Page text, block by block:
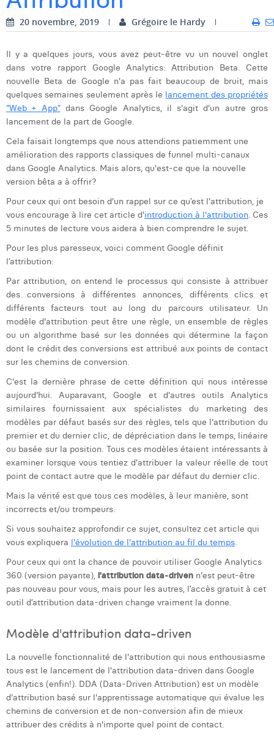
Dhan Claes
Edouard Polet
Elio Civalleri
Eliott Pousset
Floriane Defacqz
Hanne Van Loock
Jonas Geiregat
Laura Rooseleer
Laura Verhelst
Lena Pignoloni
Leonard Dierickx
Linda Kraim
Lisa Protin
Lore Fierens
Lotte Vranckx
Louis Nassogne
Manon Houppertz
Margaux Marien
Margaux Snakkers
Mathias Segers
Matthias Langenaeker
Ninon Chevalier
Olivia Lohest
Pieter Maesmans
Sebastiaan Reeskamp
Sven Bosschem
20 novembre, 2019 Grégoire le Hardy
Il y a quelques jours, vous avez peut-être vu un nouvel onglet
dans votre rapport Google Analytics: Attribution Beta. Cette
nouvelle Beta de Google n'a pas fait beaucoup de bruit, mais
quelques semaines seulement après le lancement des propriétés
“Web + App”dans Google Analytics, il s'agit d'un autre gros
lancement de la part de Google.
Cela faisait longtemps que nous attendions patiemment une
amélioration des rapports classiques de funnel multi-canaux
dans Google Analytics. Mais alors, qu'est-ce que la nouvelle
version bêta a à offrir?
Pour ceux qui ont besoin d'un rappel sur ce qu’est l'attribution, je
vous encourage à lire cet article d'introduction à l'attribution. Ces
5 minutes de lecture vous aidera à bien comprendre le sujet.
Pour les plus paresseux, voici comment Google définit
l’attribution:
Par attribution, on entend le processus qui consiste à attribuer
des conversions à différentes annonces, différents clics et
différents facteurs tout au long du parcours utilisateur. Un
modèle d'attribution peut être une règle, un ensemble de règles
ou un algorithme basé sur les données qui détermine la façon
dont le crédit des conversions est attribué aux points de contact
sur les chemins de conversion.
C'est la dernière phrase de cette définition qui nous intéresse
aujourd'hui. Auparavant, Google et d'autres outils Analytics
similaires fournissaient aux spécialistes du marketing des
modèles par défaut basés sur des règles, tels que l'attribution du
premier et du dernier clic, de dépréciation dans le temps, linéaire
ou basée sur la position. Tous ces modèles étaient intéressants à
examiner lorsque vous tentiez d'attribuer la valeur réelle de tout
point de contact autre que le modèle par défaut du dernier clic.
Mais la vérité est que tous ces modèles, à leur manière, sont
incorrects et/ou trompeurs.
Si vous souhaitez approfondir ce sujet, consultez cet article qui
vous expliquera l'évolution de l'attribution au fil du temps.
Pour ceux qui ont la chance de pouvoir utiliser Google Analytics
360 (version payante), l'attribution data-driven n'est peut-être
pas nouveau pour vous, mais pour les autres, l’accès gratuit à cet
outil d’attribution data-driven change vraiment la donne.
Modèle d'attribution data-driven
La nouvelle fonctionnalité de l'attribution qui nous enthousiasme
tous est le lancement de l'attribution data-driven dans Google
Analytics (enfin!). DDA (Data-Driven Attribution) est un modèle
d'attribution basé sur l'apprentissage automatique qui évalue les
chemins de conversion et de non-conversion afin de mieux
attribuer des crédits à n'importe quel point de contact.